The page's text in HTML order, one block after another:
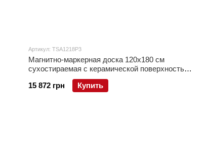
Артикул: TSA1218P3
Магнитно-маркерная доска 120x180 см
сухостираемая с керамической поверхностью
в алюминиевой рамке ALU23
15 872 грн
Купить